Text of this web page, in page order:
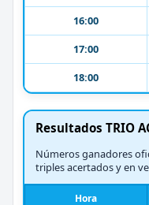
16:00
17:00
18:00
Resultados TRIO
Números ganadores
triples acertados y en
Hora